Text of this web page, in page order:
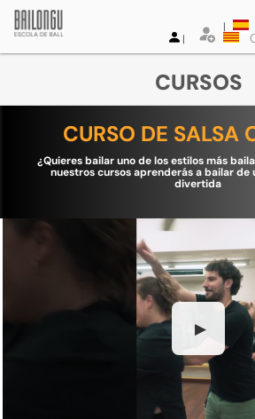
CURSOS
CURSO DE SALSA
¿Quieres bailar uno de los estilos más
nuestros cursos aprenderás a bailar de
divertida
▶